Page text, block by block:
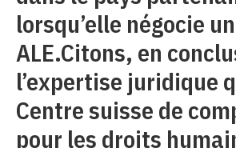
lorsqu’elle négocie un
ALE.Citons, en
l’expertise juridique
Centre suisse de
pour les droits